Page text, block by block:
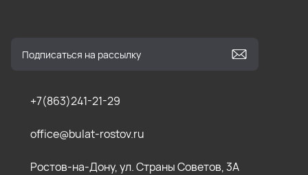
+7(863)241-21-29
office@bulat-rostov.ru
Ростов-на-Дону, ул. Страны Советов, 3А